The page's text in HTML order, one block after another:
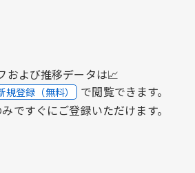
および推移データは📈
規登録（無料） で閲覧できます。
ですぐにご登録いただけます。